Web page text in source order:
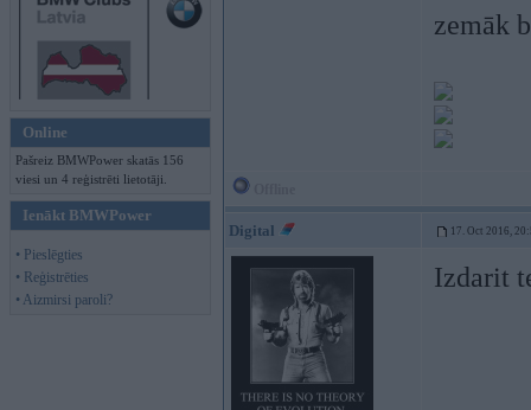
Online
Pašreiz BMWPower skatās 156
viesi un 4 reģistrēti lietotāji.
Ienākt BMWPower
• Pieslēgties
• Reģistrēties
• Aizmirsi paroli?
zemāk
Digital 17. Oct 2016,
Izdarit